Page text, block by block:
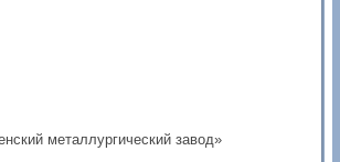
металлургический завод»